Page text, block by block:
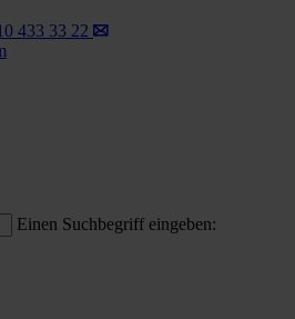
433 33 22
Einen Suchbegriff eingeben: